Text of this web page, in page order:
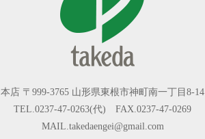
本店 〒999-3765 山形県東根市神町南一丁目8-14
TEL.0237-47-0263(代) FAX.0237-47-0269
MAIL.takedaengei@gmail.com